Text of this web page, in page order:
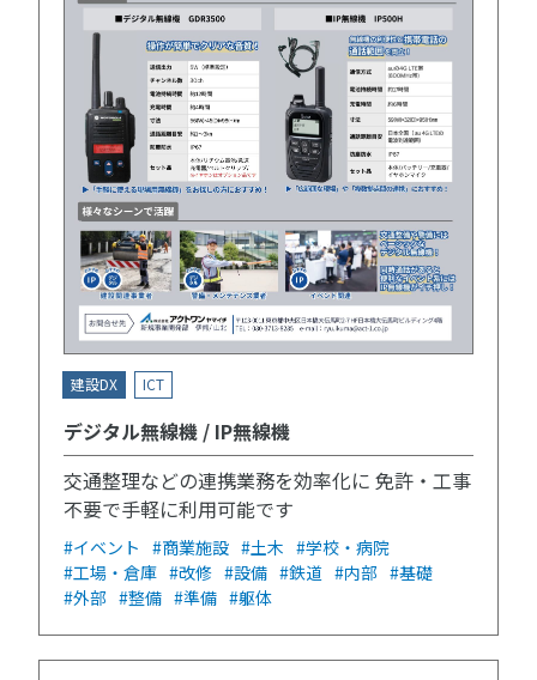
建設DX ICT
デジタル無線機 / IP無線機
交通整理などの連携業務を効率化に 免許・工事
不要で手軽に利用可能です
#イベント #商業施設 #土木 #学校・病院
#工場・倉庫 #改修 #設備 #鉄道 #内部 #基礎
#外部 #整備 #準備 #躯体